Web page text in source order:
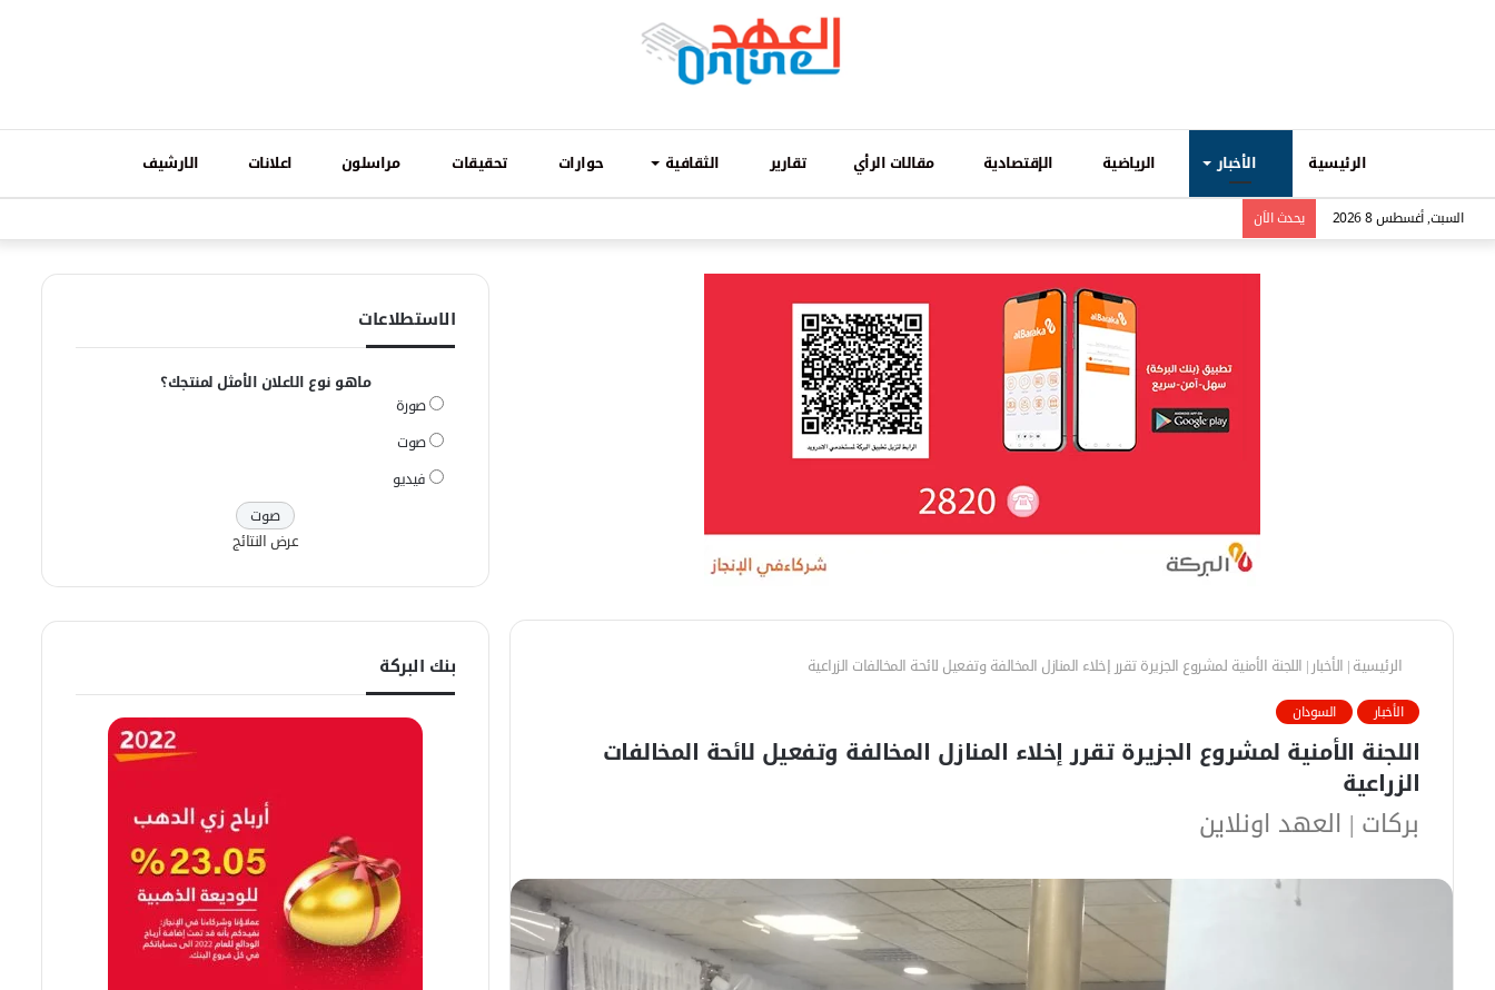
الرئيسية الأخبار الرياضية الإقتصادية مقالات الرأي تقارير الثقافية حوارات تحقيقات مراسلون اعلانات الارشيف
السبت, أغسطس 8 2026 يحدث الاَن
الرئيسية| الأخبار| اللجنة الأمنية لمشروع الجزيرة تقرر إخلاء المنازل المخالفة وتفعيل لائحة المخالفات الزراعية
الأخبار السودان
اللجنة الأمنية لمشروع الجزيرة تقرر إخلاء المنازل المخالفة وتفعيل لائحة المخالفات
الزراعية
بركات | العهد اونلاين
الاستطلاعات
ماهو نوع الاعلان الأمثل لمنتجك؟
صورة
صوت
فيديو
عرض النتائج
بنك البركة